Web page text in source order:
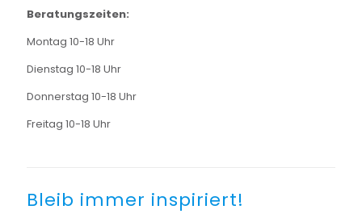
Beratungszeiten:
Montag 10-18 Uhr
Dienstag 10-18 Uhr
Donnerstag 10-18 Uhr
Freitag 10-18 Uhr
Bleib immer inspiriert!